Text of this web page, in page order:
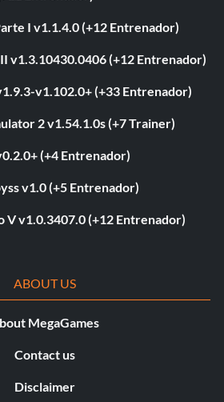
I v1.1.4.0 (+12 Entrenador)
v1.3.10430.0406 (+12 Entrenador)
v1.102.0+ (+33 Entrenador)
2 v1.54.1.0s (+7 Trainer)
(+4 Entrenador)
v1.0 (+5 Entrenador)
V v1.0.3407.0 (+12 Entrenador)
ABOUT US
MegaGames
Contact us
Disclaimer